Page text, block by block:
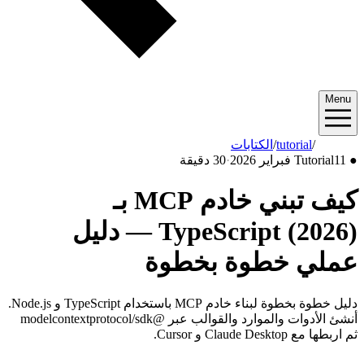
Menu
الكتابات/tutorial
●
Tutorial11 فبراير 2026 ·30 دقيقة
كيف تبني خادم MCP بـ
TypeScript (2026) — دليل
عملي خطوة بخطوة
دليل خطوة بخطوة لبناء خادم MCP باستخدام TypeScript و Node.js.
أنشئ الأدوات والموارد والقوالب عبر @modelcontextprotocol/sdk
ثم اربطها مع Claude Desktop و Cursor.